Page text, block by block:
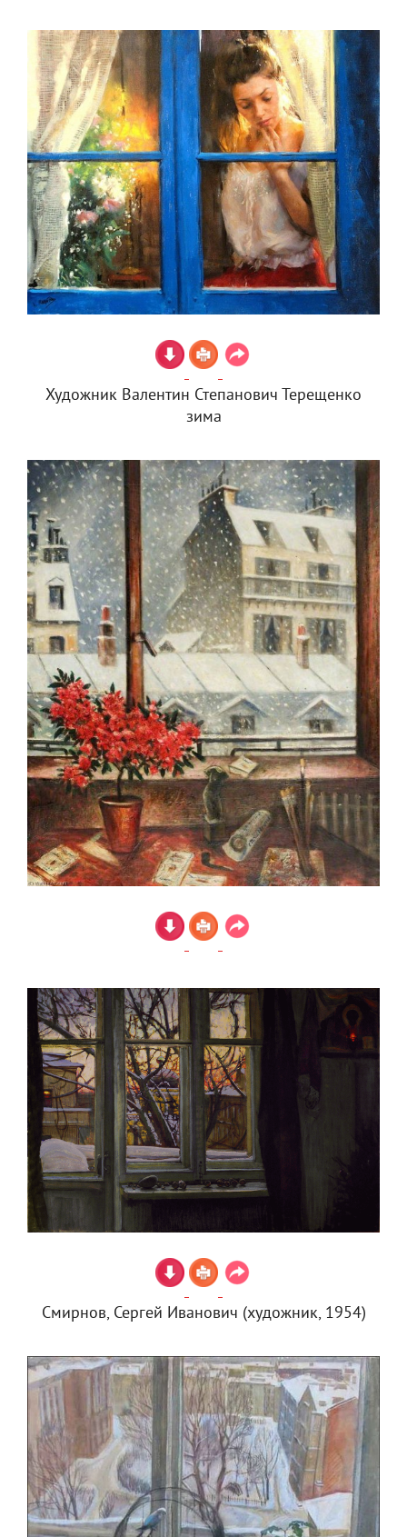
Художник Валентин Степанович Терещенко
зима
Смирнов, Сергей Иванович (художник, 1954)